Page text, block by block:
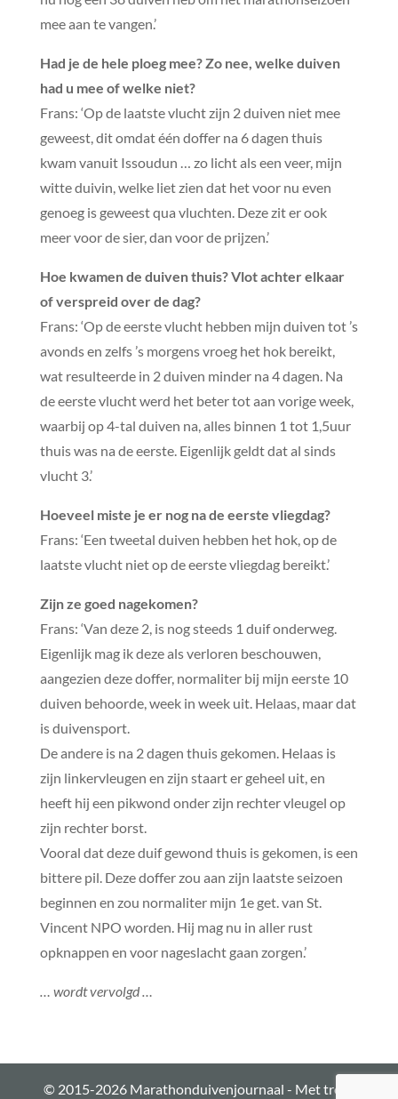
mee aan te vangen.’
Had je de hele ploeg mee? Zo nee, welke duiven
had u mee of welke niet?
Frans: ‘Op de laatste vlucht zijn 2 duiven niet mee
geweest, dit omdat één doffer na 6 dagen thuis
kwam vanuit Issoudun … zo licht als een veer, mijn
witte duivin, welke liet zien dat het voor nu even
genoeg is geweest qua vluchten. Deze zit er ook
meer voor de sier, dan voor de prijzen.’
Hoe kwamen de duiven thuis? Vlot achter elkaar
of verspreid over de dag?
Frans: ‘Op de eerste vlucht hebben mijn duiven tot ’s
avonds en zelfs ’s morgens vroeg het hok bereikt,
wat resulteerde in 2 duiven minder na 4 dagen. Na
de eerste vlucht werd het beter tot aan vorige week,
waarbij op 4-tal duiven na, alles binnen 1 tot 1,5uur
thuis was na de eerste. Eigenlijk geldt dat al sinds
vlucht 3.’
Hoeveel miste je er nog na de eerste vliegdag?
Frans: ‘Een tweetal duiven hebben het hok, op de
laatste vlucht niet op de eerste vliegdag bereikt.’
Zijn ze goed nagekomen?
Frans: ‘Van deze 2, is nog steeds 1 duif onderweg.
Eigenlijk mag ik deze als verloren beschouwen,
aangezien deze doffer, normaliter bij mijn eerste 10
duiven behoorde, week in week uit. Helaas, maar dat
is duivensport.
De andere is na 2 dagen thuis gekomen. Helaas is
zijn linkervleugen en zijn staart er geheel uit, en
heeft hij een pikwond onder zijn rechter vleugel op
zijn rechter borst.
Vooral dat deze duif gewond thuis is gekomen, is een
bittere pil. Deze doffer zou aan zijn laatste seizoen
beginnen en zou normaliter mijn 1e get. van St.
Vincent NPO worden. Hij mag nu in aller rust
opknappen en voor nageslacht gaan zorgen.’
… wordt vervolgd …
© 2015-2026 Marathonduivenjournaal - Met trots